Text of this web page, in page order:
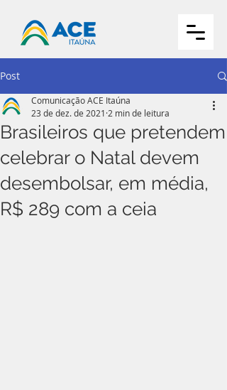
Post
Brasileiros que pretendem
celebrar o Natal devem
desembolsar, em média,
R$ 289 com a ceia
Comunicação ACE Itaúna
23 de dez. de 2021 2 min de leitura